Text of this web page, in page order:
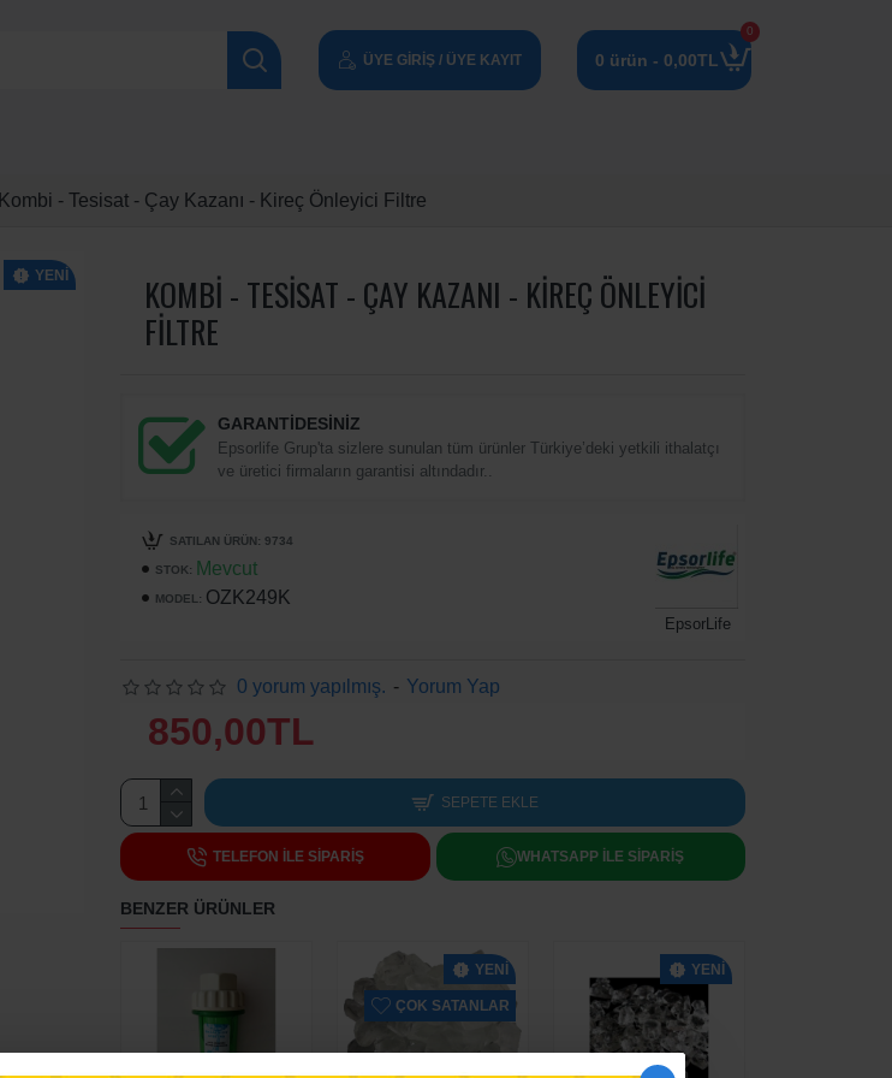
ÜYE GIRIŞ / ÜYE KAYIT 0 ürün - 0,00TL
0
Kombi - Tesisat - Çay Kazanı - Kireç Önleyici Filtre
YENI KOMBI - TESISAT - ÇAY KAZANI - KIREÇ ÖNLEYICI
FILTRE
GARANTİDESİNİZ
Epsorlife Grup'ta sizlere sunulan tüm ürünler Türkiye’deki yetkili ithalatçı
ve üretici firmaların garantisi altındadır..
STOK: Mevcut
MODEL: OZK249K
EpsorLife
SATILAN ÜRÜN: 9734
0 yorum yapılmış. - Yorum Yap
850,00TL
SEPETE EKLE
TELEFON ILE SIPARIŞ WHATSAPP ILE SIPARIŞ
BENZER ÜRÜNLER
YENI
ÇOK SATANLAR
YENI